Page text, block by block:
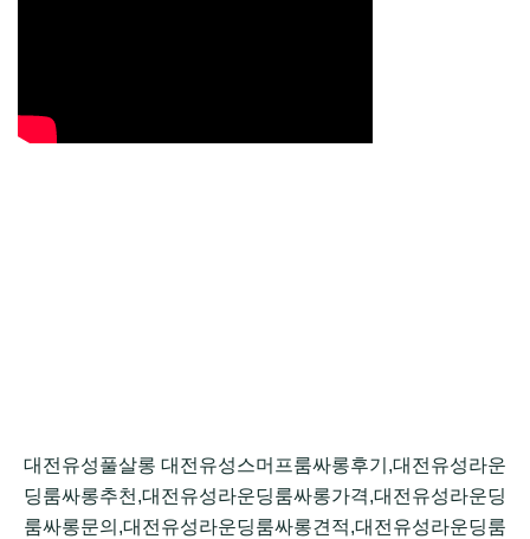
대전유성풀살롱 대전유성스머프룸싸롱후기,대전유성라운
딩룸싸롱추천,대전유성라운딩룸싸롱가격,대전유성라운딩
룸싸롱문의,대전유성라운딩룸싸롱견적,대전유성라운딩룸